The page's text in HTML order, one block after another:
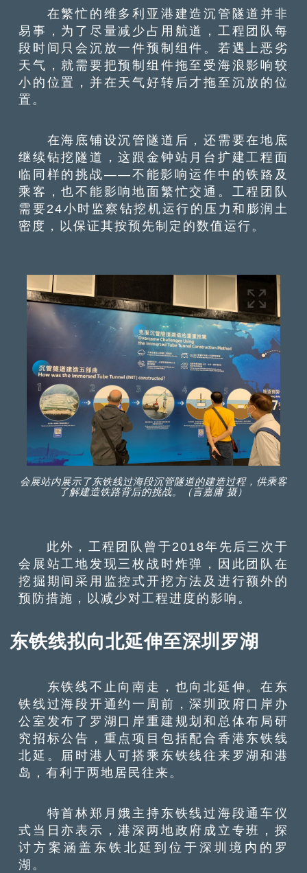
在繁忙的维多利亚港建造沉管隧道并非
易事，为了尽量减少占用航道，工程团队每
段时间只会沉放一件预制组件。若遇上恶劣
天气，就需要把预制组件拖至受海浪影响较
小的位置，并在天气好转后才拖至沉放的位
置。
在海底铺设沉管隧道后，还需要在地底
继续钻挖隧道，这跟金钟站月台扩建工程面
临同样的挑战——不能影响运作中的铁路及
乘客，也不能影响地面繁忙交通。工程团队
需要24小时监察钻挖机运行的压力和膨润土
密度，以保证其按预先制定的数值运行。
会展站内展示了东铁线过海段沉管隧道的建造过程，供乘客
了解建造铁路背后的挑战。（言嘉庸 摄）
此外，工程团队曾 于2018年先后三次于
会展站工地发现三枚战时炸弹，因此团队在
挖掘期间采用监控式开挖方法及进行额外的
预防措施，以减少对工程进度的影响。
东铁线拟向北延伸至深圳罗湖
东铁线不止向南走，也向北延伸。在东
铁线过海段开通约一周前，深圳政府口岸办
公室发布了罗湖口岸重建规划和总体布局研
究招标公告，重点项目包括配合香港东铁线
北延。届时港人可搭乘东铁线往来罗湖和港
岛，有利于两地居民往来。
特首林郑月娥主持东铁线过海段通车仪
式当日亦表示，港深两地政府成立专班，探
讨方案涵盖东铁北延到位于深圳境内的罗
湖。